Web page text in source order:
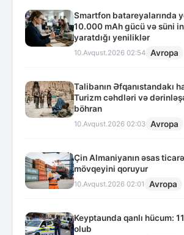
Smartfon batareyalarında
10.000 mAh gücü və süni
yaratdığı yeniliklər
10.Avqust.2026 02:54 Avropa
Talibanın Əfqanıstandakı
Turizm cəhdləri və
böhran
10.Avqust.2026 02:03 Avropa
Çin Almaniyanın əsas
mövqeyini qoruyur
10.Avqust.2026 02:01 Avropa
Keyptaunda qanlı hücum:
olub